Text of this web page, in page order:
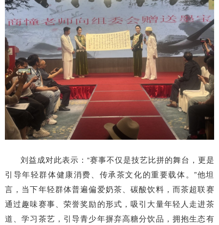
刘益成对此表示：“赛事不仅是技艺比拼的舞台，更是
引导年轻群体健康消费、传承茶文化的重要载体。”他坦
言，当下年轻群体普遍偏爱奶茶、碳酸饮料，而茶超联赛
通过趣味赛事、荣誉奖励的形式，吸引大量年轻人走进茶
道、学习茶艺，引导青少年摒弃高糖分饮品，拥抱生态有